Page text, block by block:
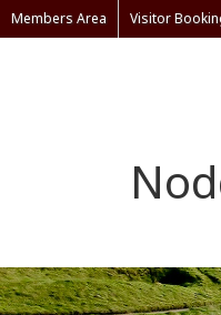
Members Area Visitor